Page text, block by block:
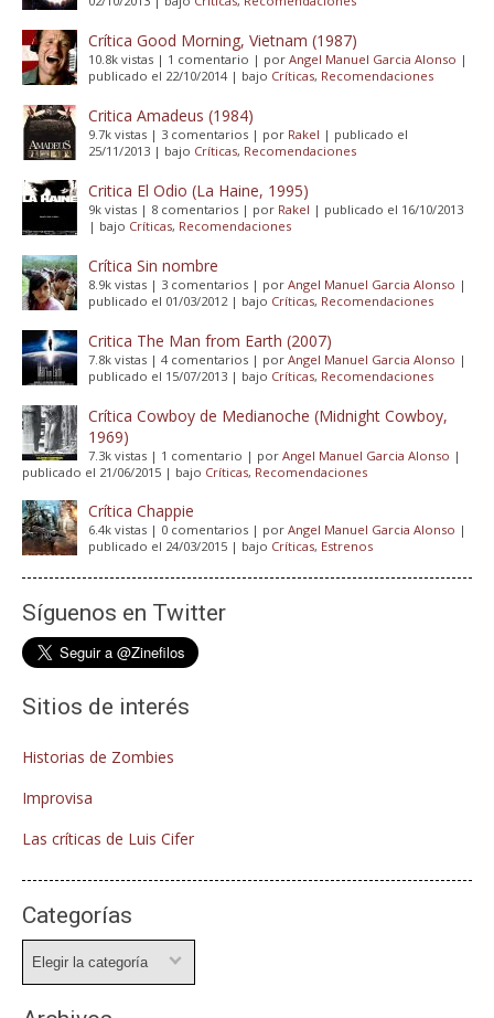
Crítica Good Morning, Vietnam (1987)
10.8k vistas | 1 comentario | por Angel Manuel Garcia Alonso |
publicado el 22/10/2014| bajo Críticas, Recomendaciones
Critica Amadeus (1984)
9.7k vistas | 3 comentarios | por Rakel | publicado el
25/11/2013 | bajo Críticas, Recomendaciones
Critica El Odio (La Haine, 1995)
9k vistas | 8 comentarios | por Rakel | publicado el 16/10/2013
| bajo Críticas, Recomendaciones
Crítica Sin nombre
8.9k vistas | 3 comentarios | por Angel Manuel Garcia Alonso |
publicado el 01/03/2012 | bajo Críticas, Recomendaciones
Critica The Man from Earth (2007)
7.8k vistas | 4 comentarios | por Angel Manuel Garcia Alonso |
publicado el 15/07/2013 | bajo Críticas, Recomendaciones
Crítica Cowboy de Medianoche (Midnight Cowboy,
1969)
7.3k vistas | 1 comentario | por Angel Manuel Garcia Alonso |
publicado el 21/06/2015 | bajo Críticas, Recomendaciones
Crítica Chappie
6.4k vistas | 0 comentarios | por Angel Manuel Garcia Alonso |
publicado el 24/03/2015 | bajo Críticas, Estrenos
Síguenos en Twitter
Sitios de interés
Historias de Zombies
Improvisa
Las críticas de Luis Cifer
Categorías